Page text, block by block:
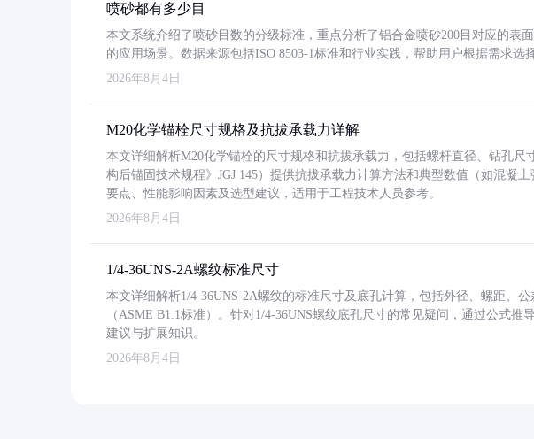
喷砂都有多少目
本文系统介绍了喷砂目数的分级标准，重点分析了铝合金喷砂200目对应的表
的应用场景。数据来源包括ISO 8503-1标准和行业实践，帮助用户根据需求选
2026年8月4日
M20化学锚栓尺寸规格及抗拔承载力详解
本文详细解析M20化学锚栓的尺寸规格和抗拔承载力，包括螺杆直径、钻孔
构后锚固技术规程》JGJ 145）提供抗拔承载力计算方法和典型数值（如混凝
要点、性能影响因素及选型建议，适用于工程技术人员参考。
2026年8月4日
1/4-36UNS-2A螺纹标准尺寸
本文详细解析1/4-36UNS-2A螺纹的标准尺寸及底孔计算，包括外径、螺距、
（ASME B1.1标准）。针对1/4-36UNS螺纹底孔尺寸的常见疑问，通过公式
建议与扩展知识。
2026年8月4日